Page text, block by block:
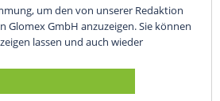
um den von unserer Redaktion
Glomex GmbH anzuzeigen. Sie können
lassen und auch wieder